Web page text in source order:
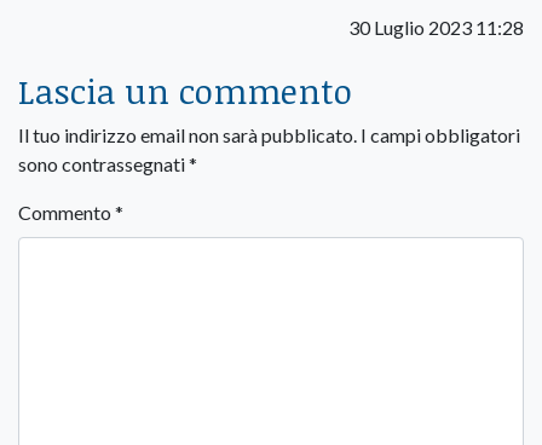
30 Luglio 2023 11:28
Lascia un commento
Il tuo indirizzo email non sarà pubblicato. I campi obbligatori
sono contrassegnati*
Commento *